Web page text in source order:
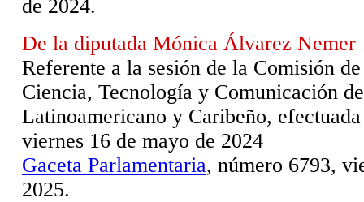
de 2024.
De la diputada Mónica Álvarez Nemer
Referente a la sesión de la Comisión
Ciencia, Tecnología y Comunicación
Latinoamericano y Caribeño,
viernes 16 de mayo de 2024
Gaceta Parlamentaria, número 6793,
2025.